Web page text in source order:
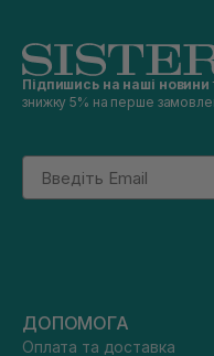
Підпишись на наші новини
знижку 5% на перше
Email
ДОПОМОГА
Оплата та доставка